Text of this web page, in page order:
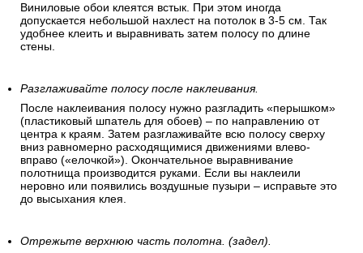
Виниловые обои клеятся встык. При этом иногда
допускается небольшой нахлест на потолок в 3-5 см. Так
удобнее клеить и выравнивать затем полосу по длине
стены.
Разглаживайте полосу после наклеивания.
После наклеивания полосу нужно разгладить «перышком»
(пластиковый шпатель для обоев) – по направлению от
центра к краям. Затем разглаживайте всю полосу сверху
вниз равномерно расходящимися движениями влево-
вправо («елочкой»). Окончательное выравнивание
полотнища производится руками. Если вы наклеили
неровно или появились воздушные пузыри – исправьте это
до высыхания клея.
Отрежьте верхнюю часть полотна. (задел).